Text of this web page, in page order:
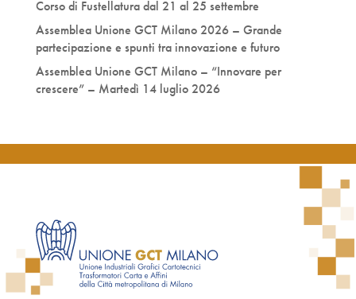
Corso di Fustellatura dal 21 al 25 settembre
Assemblea Unione GCT Milano 2026 – Grande
partecipazione e spunti tra innovazione e futuro
Assemblea Unione GCT Milano – “Innovare per
crescere” – Martedì 14 luglio 2026